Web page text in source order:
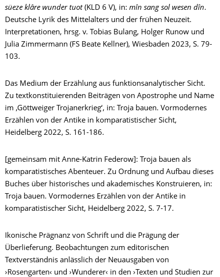
süeze klâre wunder tuot(KLD 6 V), in: mîn sang sol wesen dîn.
Deutsche Lyrik des Mittelalters und der frühen Neuzeit.
Interpretationen, hrsg. v. Tobias Bulang, Holger Runow und
Julia Zimmermann (FS Beate Kellner), Wiesbaden 2023, S. 79-
103.
Das Medium der Erzählung aus funktionsanalytischer Sicht.
Zu textkonstituierenden Beiträgen von Apostrophe und Name
im ‚Göttweiger Trojanerkrieg‘, in: Troja bauen. Vormodernes
Erzählen von der Antike in komparatistischer Sicht,
Heidelberg 2022, S. 161-186.
[gemeinsam mit Anne-Katrin Federow]: Troja bauen als
komparatistisches Abenteuer. Zu Ordnung und Aufbau dieses
Buches über historisches und akademisches Konstruieren, in:
Troja bauen. Vormodernes Erzählen von der Antike in
komparatistischer Sicht, Heidelberg 2022, S. 7-17.
Ikonische Prägnanz von Schrift und die Prägung der
Überlieferung. Beobachtungen zum editorischen
Textverständnis anlässlich der Neuausgaben von
›Rosengarten‹ und ›Wunderer‹ in den ›Texten und Studien zur